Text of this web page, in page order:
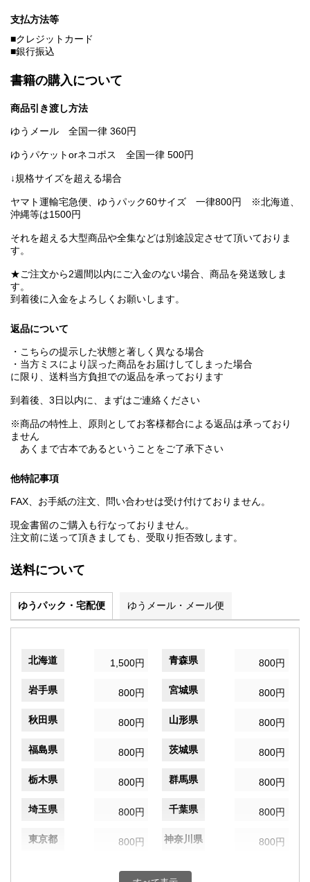
支払方法等
■クレジットカード
■銀行振込
書籍の購入について
商品引き渡し方法
ゆうメール 全国一律 360円
ゆうパケットorネコポス 全国一律 500円
↓規格サイズを超える場合
ヤマト運輸宅急便、ゆうパック60サイズ 一律800円 ※北海道、
沖縄等は1500円
それを超える大型商品や全集などは別途設定させて頂いておりま
す。
★ご注文から2週間以内にご入金のない場合、商品を発送致しま
す。
到着後に入金をよろしくお願いします。
返品について
・こちらの提示した状態と著しく異なる場合
・当方ミスにより誤った商品をお届けしてしまった場合
に限り、送料当方負担での返品を承っております
到着後、3日以内に、まずはご連絡ください
※商品の特性上、原則としてお客様都合による返品は承っており
ません
あくまで古本であるということをご了承下さい
他特記事項
FAX、お手紙の注文、問い合わせは受け付けておりません。
現金書留のご購入も行なっておりません。
注文前に送って頂きましても、受取り拒否致します。
送料について
ゆうパック・宅配便 ゆうメール・メール便
北海道 1,500円 青森県 800円
岩手県 800円 宮城県 800円
秋田県 800円 山形県 800円
福島県 800円 茨城県 800円
栃木県 800円 群馬県 800円
埼玉県 800円 千葉県 800円
東京都 800円 神奈川県 800円
800円 富山県